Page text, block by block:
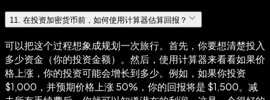
11. 在投资加密货币前，如何使用计算器估算回报？
可以把这个过程想象成规划一次旅行。首先，你要想清楚投入
多少资金（你的投资金额）。然后，使用计算器来看看如果价
格上涨，你的投资可能会增长到多少。例如，如果你投资
$1,000，并预期价格上涨 50%，你的回报将是 $1,500。减